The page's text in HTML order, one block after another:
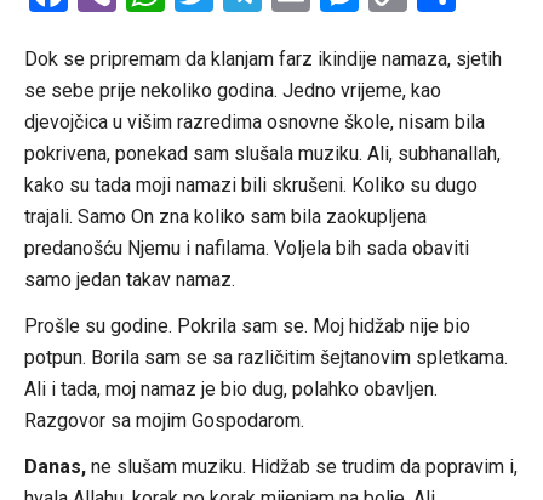
Dok se pripremam da klanjam farz ikindije namaza, sjetih
se sebe prije nekoliko godina. Jedno vrijeme, kao
djevojčica u višim razredima osnovne škole, nisam bila
pokrivena, ponekad sam slušala muziku. Ali, subhanallah,
kako su tada moji namazi bili skrušeni. Koliko su dugo
trajali. Samo On zna koliko sam bila zaokupljena
predanošću Njemu i nafilama. Voljela bih sada obaviti
samo jedan takav namaz.
Prošle su godine. Pokrila sam se. Moj hidžab nije bio
potpun. Borila sam se sa različitim šejtanovim spletkama.
Ali i tada, moj namaz je bio dug, polahko obavljen.
Razgovor sa mojim Gospodarom.
Danas,ne slušam muziku. Hidžab se trudim da popravim i,